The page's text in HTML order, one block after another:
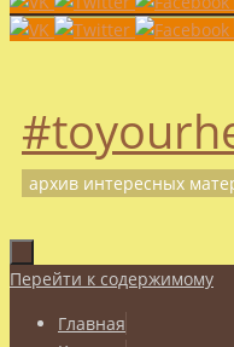
архив интересных
Перейти к содержимому
Главная